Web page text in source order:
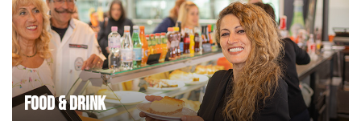
Food & Drink